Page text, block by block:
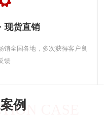
现货直销
销全国各地，多次获得客户良
馈
例 CASE